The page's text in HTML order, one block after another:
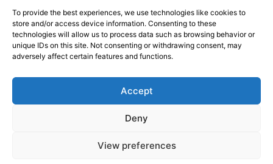
To provide the best experiences, we use technologies like cookies to
store and/or access device information. Consenting to these
technologies will allow us to process data such as browsing behavior or
unique IDs on this site. Not consenting or withdrawing consent, may
adversely affect certain features and functions.
Accept
Deny
View preferences
Имейл*
Интернет страница